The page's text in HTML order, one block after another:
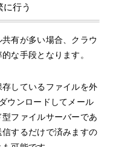
行う
有が多い場合、クラウ
な手段となります。
しているファイルを外
ウンロードしてメール
ファイルサーバーであ
するだけで済みますの